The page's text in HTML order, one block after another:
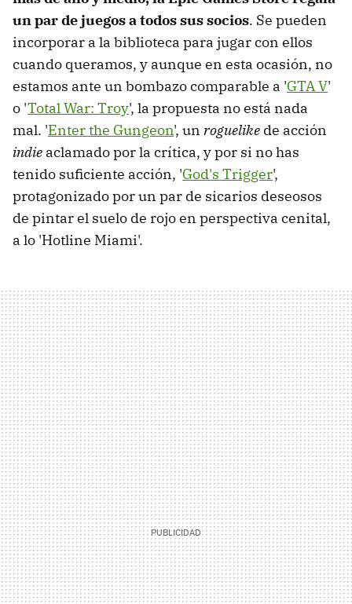
un par de juegos a todos sus socios. Se pueden
incorporar a la biblioteca para jugar con ellos
cuando queramos, y aunque en esta ocasión, no
estamos ante un bombazo comparable a 'GTA V'
o 'Total War: Troy', la propuesta no está nada
mal. 'Enter the Gungeon', un roguelike de acción
indie aclamado por la crítica, y por si no has
tenido suficiente acción, 'God's Trigger',
protagonizado por un par de sicarios deseosos
de pintar el suelo de rojo en perspectiva cenital,
a lo 'Hotline Miami'.